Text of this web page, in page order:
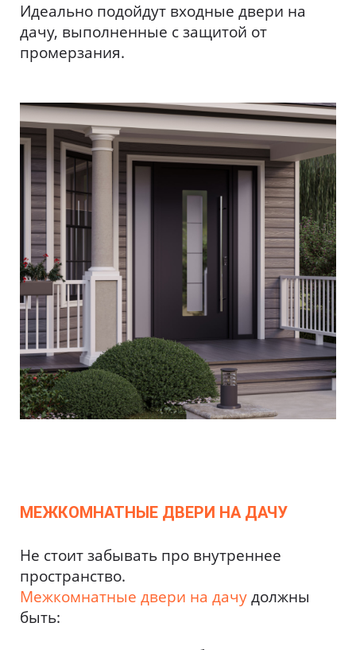
Идеально подойдут входные двери на
дачу, выполненные с защитой от
промерзания.
МЕЖКОМНАТНЫЕ ДВЕРИ НА ДАЧУ
Не стоит забывать про внутреннее
пространство.
Межкомнатные двери на дачудолжны
быть: